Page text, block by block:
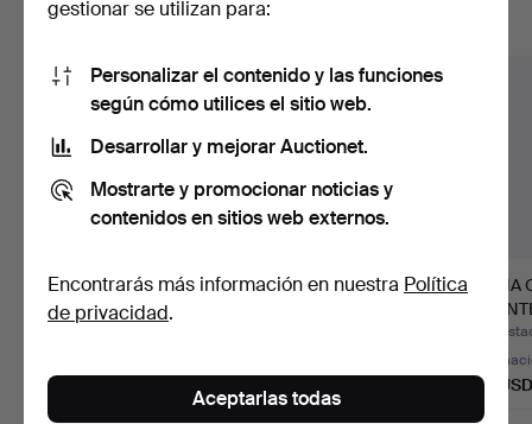
Tapiz, tapiz birmano
Kalaga, siglo XX.
106 USD
FIGURITA, porcelana,
URNA
64 USD
gestionar se utilizan para:
Personalizar el contenido y las funciones
según cómo utilices el sitio web.
Desarrollar y mejorar Auctionet.
Mostrarte y promocionar noticias y
contenidos en sitios web externos.
Encontrarás más información en nuestra Política
de privacidad.
Aceptarlas todas